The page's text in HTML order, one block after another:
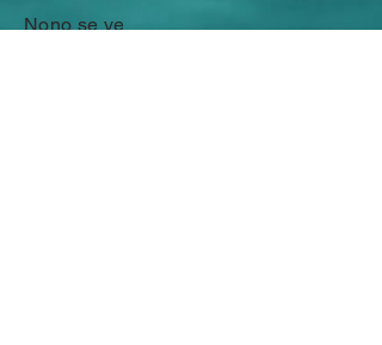
Nono se ve